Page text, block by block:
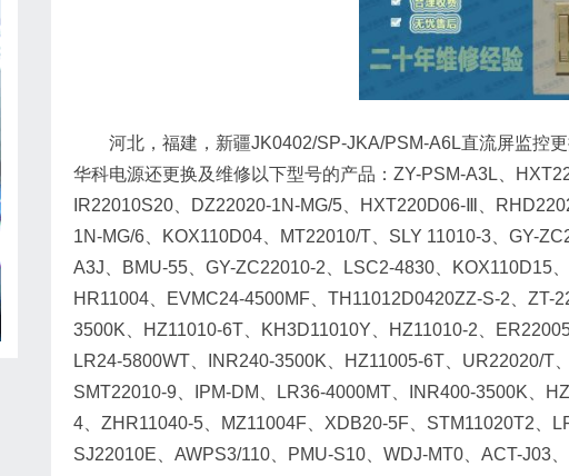
河北，福建，新疆JK0402/SP-JKA/PSM-A6L直流屏监控更
华科电源还更换及维修以下型号的产品：ZY-PSM-A3L、
IR22010S20、DZ22020-1N-MG/5、HXT220D06-Ⅲ、
1N-MG/6、KOX110D04、MT22010/T、SLY 11010-3、GY-
A3J、BMU-55、GY-ZC22010-2、LSC2-4830、KOX110D15
HR11004、EVMC24-4500MF、TH11012D0420ZZ-S-2、ZT-
3500K、HZ11010-6T、KH3D11010Y、HZ11010-2、
LR24-5800WT、INR240-3500K、HZ11005-6T、UR22020/T
SMT22010-9、IPM-DM、LR36-4000MT、INR400-3500K、
4、ZHR11040-5、MZ11004F、XDB20-5F、STM11020T2、
SJ22010E、AWPS3/110、PMU-S10、WDJ-MT0、ACT-J03